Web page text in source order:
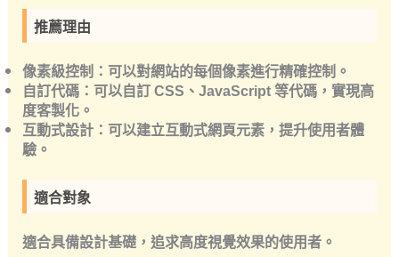
推薦理由
像素級控制：可以對網站的每個像素進行精確控制。
自訂代碼：可以自訂 CSS、JavaScript 等代碼，實現高
度客製化。
互動式設計：可以建立互動式網頁元素，提升使用者體
驗。
適合對象
適合具備設計基礎，追求高度視覺效果的使用者。